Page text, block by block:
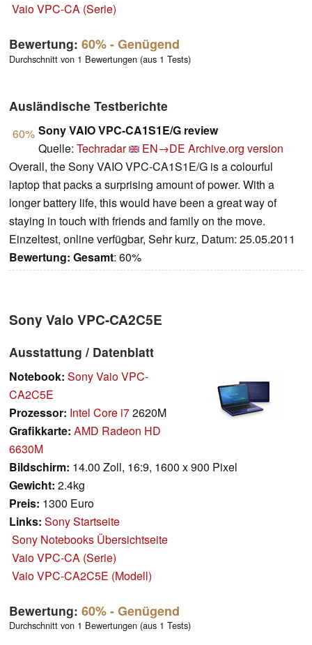
Vaio VPC-CA (Serie)
Bewertung: 60%- Genügend
Durchschnitt von 1 Bewertungen (aus 1 Tests)
Ausländische Testberichte
60% Sony VAIO VPC-CA1S1E/G review
Quelle: Techradar EN→DE Archive.org version
Overall, the Sony VAIO VPC-CA1S1E/G is a colourful
laptop that packs a surprising amount of power. With a
longer battery life, this would have been a great way of
staying in touch with friends and family on the move.
Einzeltest, online verfügbar, Sehr kurz, Datum: 25.05.2011
Bewertung: Gesamt: 60%
Sony Vaio VPC-CA2C5E
Ausstattung / Datenblatt
Notebook: Sony Vaio VPC-
CA2C5E
Prozessor: Intel Core i72620M
Grafikkarte: AMD Radeon HD
6630M
Bildschirm: 14.00 Zoll, 16:9, 1600 x 900 Pixel
Gewicht: 2.4kg
Preis: 1300 Euro
Links: Sony Startseite
Sony Notebooks Übersichtseite
Vaio VPC-CA (Serie)
Vaio VPC-CA2C5E (Modell)
Bewertung: 60%- Genügend
Durchschnitt von 1 Bewertungen (aus 1 Tests)